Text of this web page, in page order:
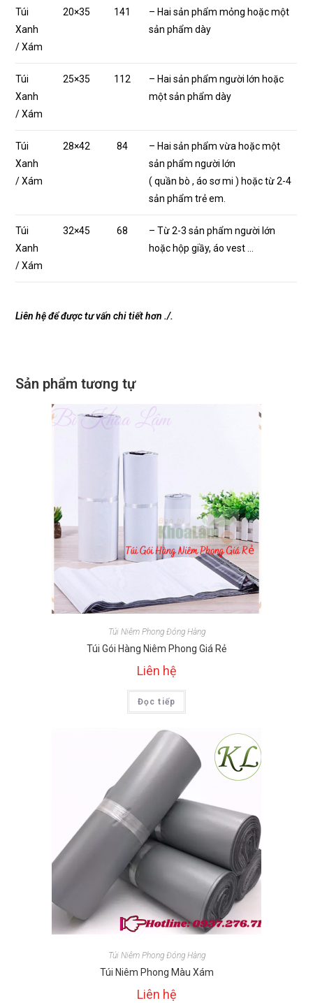
Túi
Xanh
/ Xám
20×35 141
– Hai sản phẩm mỏng hoặc một
sản phẩm dày
Túi
Xanh
/ Xám
25×35 112
– Hai sản phẩm người lớn hoặc
một sản phẩm dày
Túi
Xanh
/ Xám
28×42 84
– Hai sản phẩm vừa hoặc một
sản phẩm người lớn
( quần bò , áo sơ mi ) hoặc từ 2-4
sản phẩm trẻ em.
Túi
Xanh
/ Xám
32×45 68
– Từ 2-3 sản phẩm người lớn
hoặc hộp giầy, áo vest …
Liên hệ để được tư vấn chi tiết hơn ./.
Sản phẩm tương tự
Túi Niêm Phong Đóng Hàng
Túi Gói Hàng Niêm Phong Giá Rẻ
Liên hệ
Đọc tiếp
Túi Niêm Phong Đóng Hàng
Túi Niêm Phong Màu Xám
Liên hệ